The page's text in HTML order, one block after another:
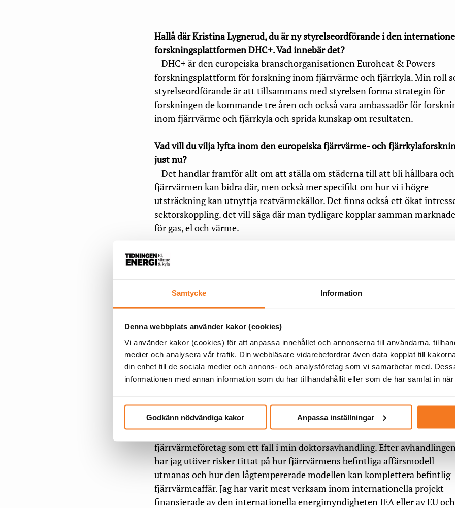
Samtycke Information
Denna webbplats använder kakor (cookies)
Vi använder kakor (cookies) för att anpassa innehållet och annonserna till användarna,
medier och analysera vår trafik. Din webbläsare vidarebefordrar även data kopplat till
din enhet till de sociala medier och annons- och analysföretag som vi samarbetar med.
informationen med annan information som du har tillhandahållit eller som de har samlat in
Godkänn nödvändiga kakor Anpassa inställningar
Hallå där Kristina Lygnerud, du är ny styrelseordförande i den
forskningsplattformen DHC+. Vad innebär det?
– DHC+ är den europeiska branschorganisationen Euroheat & Powers
forskningsplattform för forskning inom fjärrvärme och fjärrkyla. Min roll
styrelseordförande är att tillsammans med styrelsen forma strategin för
forskningen de kommande tre åren och också vara ambassadör för
inom fjärrvärme och fjärrkyla och sprida kunskap om resultaten.
Vad vill du vilja lyfta inom den europeiska fjärrvärme- och
just nu?
– Det handlar framför allt om att ställa om städerna till att bli hållbara
fjärrvärmen kan bidra där, men också mer specifikt om hur vi i högre
utsträckning kan utnyttja restvärmekällor. Det finns också ett ökat
sektorskoppling. det vill säga där man tydligare kopplar samman
för gas, el och värme.
– Det handlar dessutom om forskning som berör gröna finanser till
och energi i form av en tjänst. Jag är mindre bevandrad inom forskning på
växande område. Många av dagens lösningar har skadliga kylmedier som
behöver fasas ut, så kyla blir nog ett viktigt område framöver.
Vad är din egen drivkraft till att ägna dig åt forskning?
– Jag är docent i företagsekonomi och bedriver forskning på hur
kan göras hållbara, ofta med fokus på fjärrvärme. Oftast är det tekniskt
på fjärrvärmeforskning,, men jag drivs av att tänka affär före teknik och vill
Vad handlar din egen forskning om?
– Min huvudfåra är risker och riskhantering där jag studerade
fjärrvärmeföretag som ett fall i min doktorsavhandling. Efter
har jag utöver risker tittat på hur fjärrvärmens befintliga affärsmodell
utmanas och hur den lågtempererade modellen kan komplettera befintlig
fjärrvärmeaffär. Jag har varit mest verksam inom internationella projekt
finansierade av den internationella energimyndigheten IEA eller av EU och